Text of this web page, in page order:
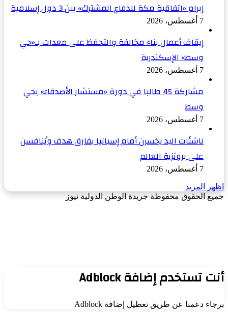
إبرام «اتفاقية مكة للدفاع المشترك» بين 3 دول إسلامية
7 أغسطس، 2026
إيقاف أعمال بناء مخالفة والتحفظ على معدات بـ«حي
وسط» الإسكندرية
7 أغسطس، 2026
مشاركة 45 طالبا في دورة «مستشار الأصدقاء» بحي
وسط
7 أغسطس، 2026
ناشئات اليد يخسرن أمام إسبانيا بفارق هدف ويُنافسن
على برونزية العالم
7 أغسطس، 2026
اظهر المزيد
جميع الحقوق محفوظة جريدة الوطن الدولية نيوز
أنت تستخدم إضافة Adblock
برجاء دعمنا عن طريق تعطيل إضافة Adblock